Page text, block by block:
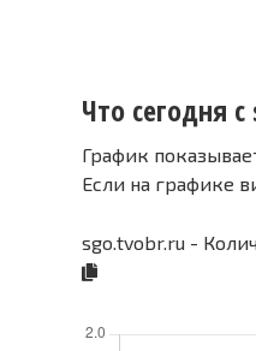
Что сегодня
График
Если на графике
sgo.tvobr.ru -